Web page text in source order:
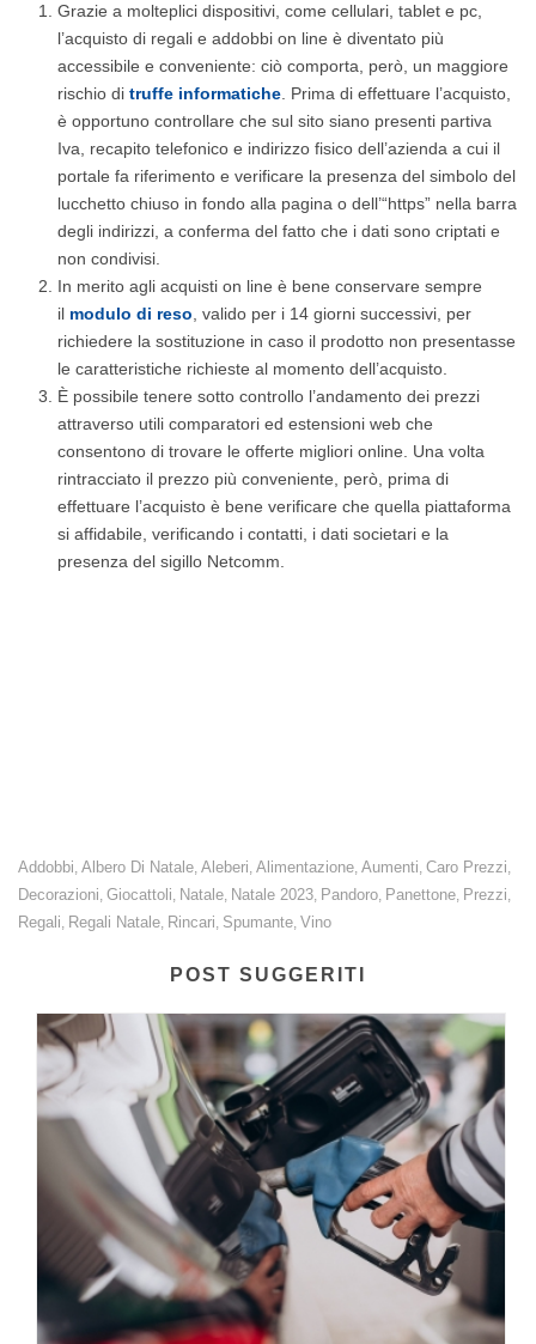
Grazie a molteplici dispositivi, come cellulari, tablet e pc,
l’acquisto di regali e addobbi on line è diventato più
accessibile e conveniente: ciò comporta, però, un maggiore
rischio di truffe informatiche. Prima di effettuare l’acquisto,
è opportuno controllare che sul sito siano presenti partiva
Iva, recapito telefonico e indirizzo fisico dell’azienda a cui il
portale fa riferimento e verificare la presenza del simbolo del
lucchetto chiuso in fondo alla pagina o dell’“https” nella barra
degli indirizzi, a conferma del fatto che i dati sono criptati e
non condivisi.
In merito agli acquisti on line è bene conservare sempre
il modulo di reso , valido per i 14 giorni successivi, per
richiedere la sostituzione in caso il prodotto non presentasse
le caratteristiche richieste al momento dell’acquisto.
È possibile tenere sotto controllo l’andamento dei prezzi
attraverso utili comparatori ed estensioni web che
consentono di trovare le offerte migliori online. Una volta
rintracciato il prezzo più conveniente, però, prima di
effettuare l’acquisto è bene verificare che quella piattaforma
si affidabile, verificando i contatti, i dati societari e la
presenza del sigillo Netcomm.
Addobbi, Albero Di Natale, Aleberi, Alimentazione, Aumenti, Caro Prezzi,
Decorazioni, Giocattoli, Natale, Natale 2023, Pandoro, Panettone, Prezzi,
Regali, Regali Natale, Rincari, Spumante, Vino
POST SUGGERITI